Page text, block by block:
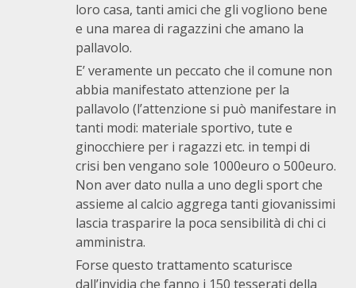
loro casa, tanti amici che gli vogliono bene
e una marea di ragazzini che amano la
pallavolo.
E’ veramente un peccato che il comune non
abbia manifestato attenzione per la
pallavolo (l’attenzione si può manifestare in
tanti modi: materiale sportivo, tute e
ginocchiere per i ragazzi etc. in tempi di
crisi ben vengano sole 1000euro o 500euro.
Non aver dato nulla a uno degli sport che
assieme al calcio aggrega tanti giovanissimi
lascia trasparire la poca sensibilità di chi ci
amministra.
Forse questo trattamento scaturisce
dall’invidia che fanno i 150 tesserati della